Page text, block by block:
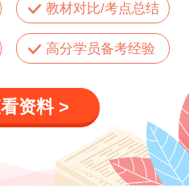
教材对比/考点总结
高分学员备考经验
资料 >